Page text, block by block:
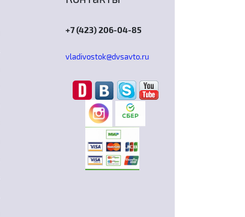
+7 (423) 206-04-85
vladivostok@dvsavto.ru